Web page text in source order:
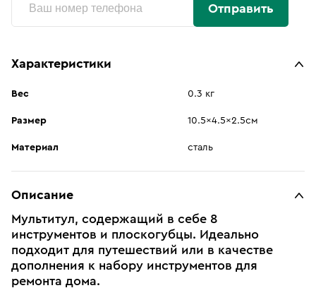
Отправить
Характеристики
Вес 0.3 кг
Размер 10.5x4.5x2.5см
Материал сталь
Описание
Мультитул, содержащий в себе 8
инструментов и плоскогубцы. Идеально
подходит для путешествий или в качестве
дополнения к набору инструментов для
ремонта дома.